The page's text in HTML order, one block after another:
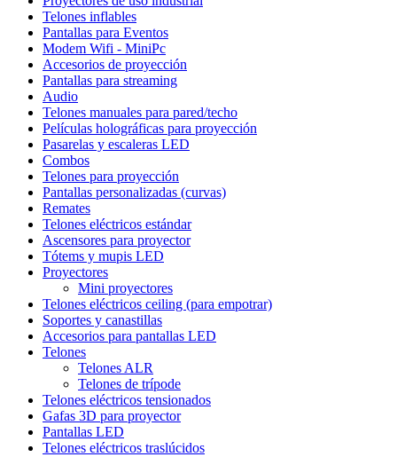
Telones inflables
Pantallas para Eventos
Modem Wifi - MiniPc
Accesorios de proyección
Pantallas para streaming
Audio
Telones manuales para pared/techo
Películas holográficas para proyección
Pasarelas y escaleras LED
Combos
Telones para proyección
Pantallas personalizadas (curvas)
Remates
Telones eléctricos estándar
Ascensores para proyector
Tótems y mupis LED
Proyectores
Mini proyectores
Telones eléctricos ceiling (para empotrar)
Soportes y canastillas
Accesorios para pantallas LED
Telones
Telones ALR
Telones de trípode
Telones eléctricos tensionados
Gafas 3D para proyector
Pantallas LED
Telones eléctricos traslúcidos